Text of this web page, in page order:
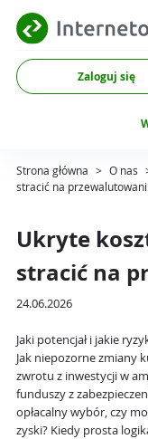
Zaloguj się
Strona główna > O nas
stracić na
Ukryte
stracić na
24.06.2026
Jaki potencjał i jakie
Jak niepozorne zmiany
zwrotu z inwestycji w
funduszy z
opłacalny wybór, czy
zyski? Kiedy prosta